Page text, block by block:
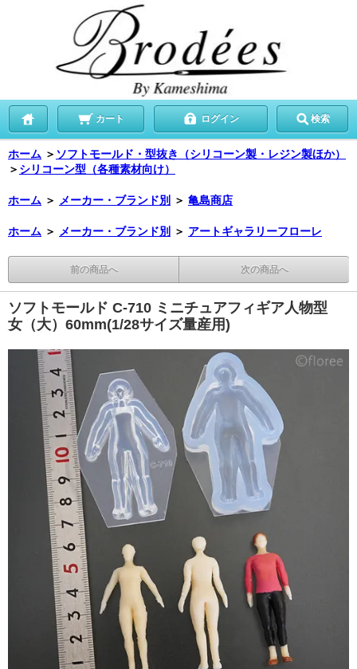
カート ログイン 検索
ホーム ＞ ソフトモールド・型抜き（シリコーン製・レジン製ほか）
＞ シリコーン型（各種素材向け）
ホーム ＞ メーカー・ブランド別 ＞ 亀島商店
ホーム ＞ メーカー・ブランド別 ＞ アートギャラリーフローレ
前の商品へ 次の商品へ
ソフトモールド C-710 ミニチュアフィギア人物型
女（大）60mm(1/28サイズ量産用)